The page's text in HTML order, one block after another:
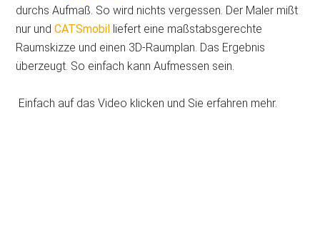
durchs Aufmaß. So wird nichts vergessen. Der Maler mißt
nur undCATSmobil liefert eine maßstabsgerechte
Raumskizze und einen 3D-Raumplan. Das Ergebnis
überzeugt. So einfach kann Aufmessen sein.
Einfach auf das Video klicken und Sie erfahren mehr.